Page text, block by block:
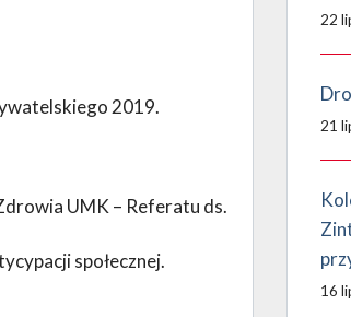
2019.
UMK – Referatu ds.
społecznej.
22
21
16